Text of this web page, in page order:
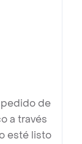
de
a través
esté listo